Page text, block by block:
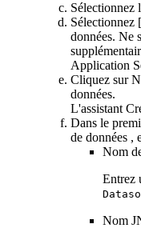
Sélectionnez
Sélectionnez
données. Ne
Application
Cliquez sur
données.
L'assistant
Dans le
de données ,
Nom
Entrez
Nom